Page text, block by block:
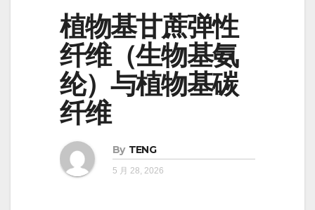
植物基甘蔗弹性
纤维（生物基氨
纶）与植物基碳
纤维
By TENG
5 月 28, 2026